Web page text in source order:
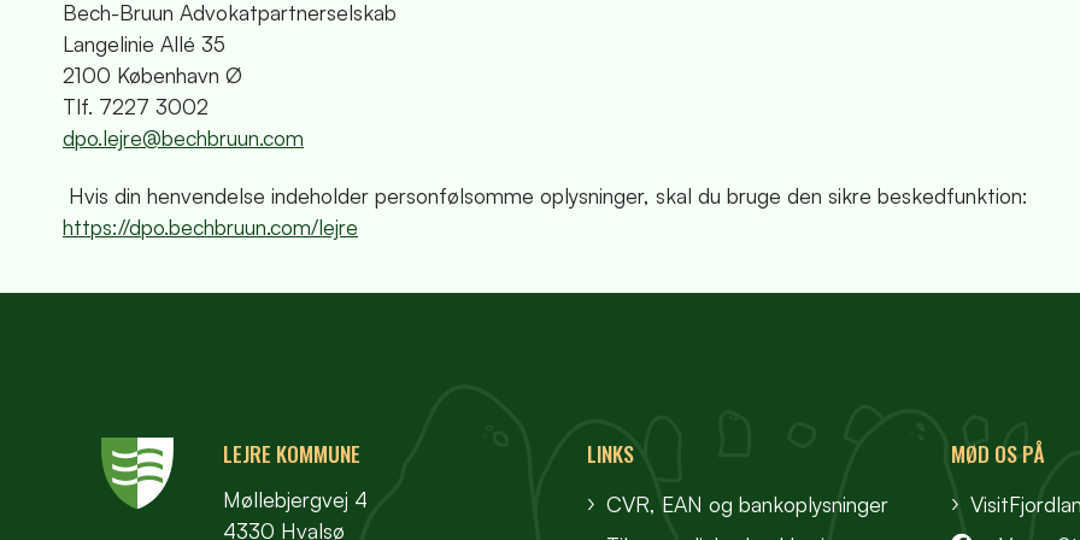
Bech-Bruun Advokatpartnerselskab
Langelinie Allé 35
2100 København Ø
Tlf. 7227 3002
dpo.lejre@bechbruun.com
Hvis din henvendelse indeholder personfølsomme oplysninger, skal du bruge den sikre beskedfunktion:
https://dpo.bechbruun.com/lejre
LEJRE KOMMUNE
Møllebjergvej 4
4330 Hvalsø
LINKS
CVR, EAN og bankoplysninger
MØD OS PÅ